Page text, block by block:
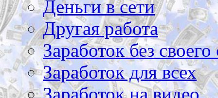
Деньги в сети
Другая работа
Заработок без своего
Заработок для всех
Заработок на видео